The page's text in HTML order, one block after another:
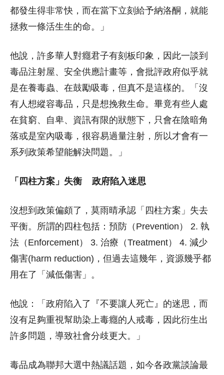
都發生得非常快，而在當下立刻給予納洛酮，就能
拯救一條活生生的命。」
他說，許多華人對癮君子有刻板印象，因此一談到
毒品注射屋、安全供應計畫等，會批評政府似乎就
是在養毒蟲、在鼓勵吸毒，但真不是這樣的。「沒
有人想縱容毒品，只是想挽救生命。畢竟有些人處
在貧窮、自卑、資訊有限的狀態下，只會在陰暗角
落或是室內吸毒，很容易過量注射，所以才會有一
系列政策希望能解決問題。」
「四柱方案」失衡 政府陷入迷思
沒想到政策偏頗了，莫雨晴承認「四柱方案」失去
平衡。所謂的四柱包括：預防（Prevention） 2. 執
法（Enforcement） 3. 治療（Treatment） 4. 減少
傷害(harm reduction)，但過去這幾年，資源幾乎都
用在了「減低傷害」。
他說：「政府陷入了『不要讓人死亡』的迷思，而
沒有足夠重視幫助染上毒癮的人戒毒，因此衍生出
許多問題，導致社會分歧更大。」
毒品成為聯邦大選中熱議話題，如今各政黨談論最